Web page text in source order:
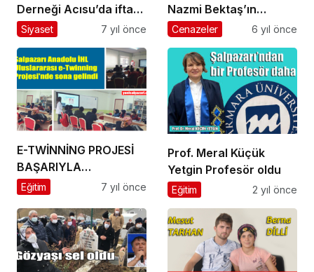
Derneği Acısu’da iftar
yemeği verdi
Siyaset 7 yıl önce
Nazmi Bektaş’ın
cenazesi Üzümözü
verildi
Cenazeler 6 yıl önce
E-TWİNNİNG PROJESİ
BAŞARIYLA
TAMAMLANDI
Eğitim 7 yıl önce
Prof. Meral Küçük
Yetgin Profesör oldu
Eğitim 2 yıl önce